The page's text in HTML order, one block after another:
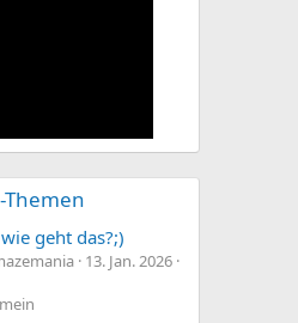
geht das?;)
13. Jan. 2026